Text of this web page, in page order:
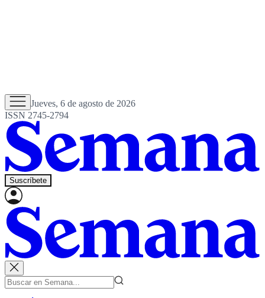
Jueves, 6 de agosto de 2026
ISSN 2745-2794
Suscríbete